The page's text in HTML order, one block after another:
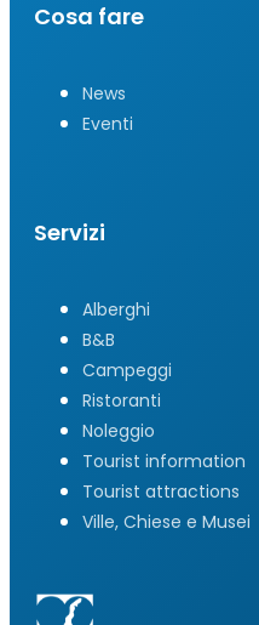
Cosa fare
News
Eventi
Servizi
Alberghi
B&B
Campeggi
Ristoranti
Noleggio
Tourist information
Tourist attractions
Ville, Chiese e Musei